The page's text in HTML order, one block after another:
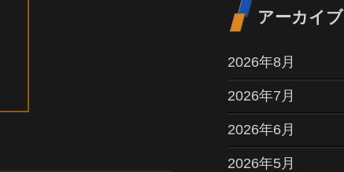
アーカイブ
2026年8月
2026年7月
2026年6月
2026年5月